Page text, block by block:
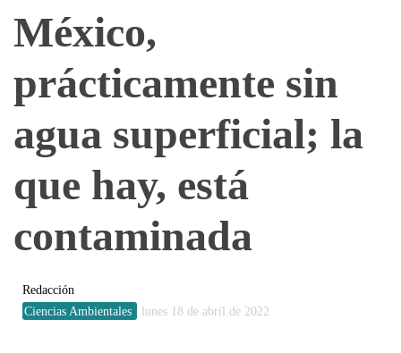
México,
prácticamente sin
agua superficial; la
que hay, está
contaminada
Redacción
Ciencias Ambientales
lunes 18 de abril de 2022